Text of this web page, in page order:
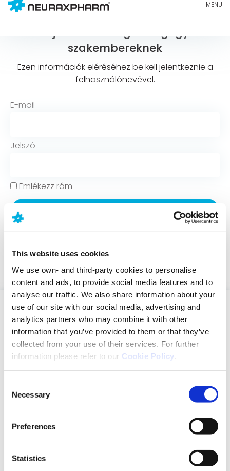
This website uses cookies
We use own- and third-party cookies to personalise
content and ads, to provide social media features and to
analyse our traffic. We also share information about your
use of our site with our social media, advertising and
analytics partners who may combine it with other
information that you’ve provided to them or that they’ve
collected from your use of their services. For further
information please refer to our Cookie Policy
Selection
Necessary
Preferences
Statistics
Bejelentkezés egészségügyi
szakembereknek
Ezen információk eléréséhez be kell jelentkeznie a
felhasználónevével.
E-mail
Jelszó
Emlékezz rám
CNS
CNS
Portfólió
Neuraxpharm
Rólunk
Vezetői testület
Kapcsolat